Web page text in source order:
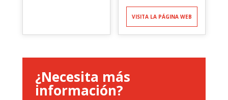
VISITA LA PÁGINA WEB
¿Necesita más
información?